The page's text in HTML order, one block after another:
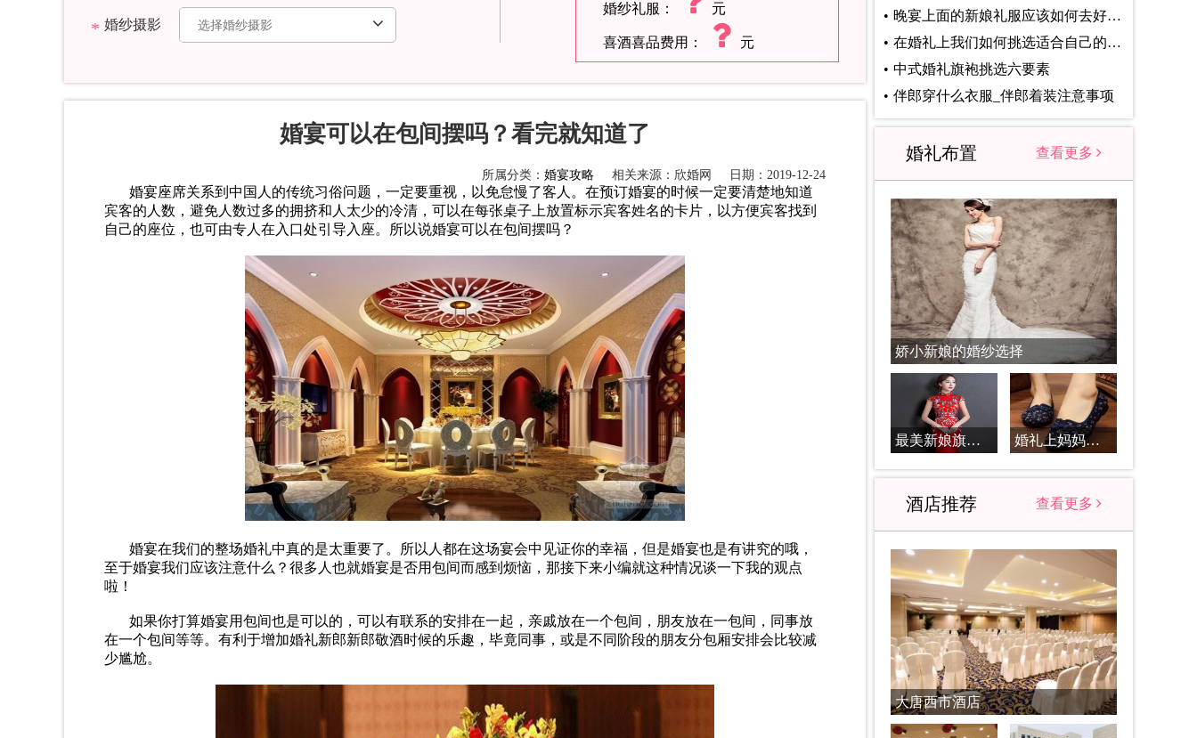
婚纱摄影
婚纱礼服： 元
喜酒喜品费用： 元
婚宴可以在包间摆吗？看完就知道了
所属分类： 婚宴攻略 相关来源：欣婚网 日期：2019-12-24
婚宴座席关系到中国人的传统习俗问题，一定要重视，以免怠慢了客人。在预订婚宴的时候一定要清楚地知道
宾客的人数，避免人数过多的拥挤和人太少的冷清，可以在每张桌子上放置标示宾客姓名的卡片，以方便宾客找到
自己的座位，也可由专人在入口处引导入座。
所以说婚宴可以在包间摆吗？
婚宴在我们的整场婚礼中真的是太重要了。所以人都在这场宴会中见证你的幸福，但是婚宴也是有讲究的哦，
至于婚宴我们应该注意什么？很多人也就婚宴是否用包间而感到烦恼，那接下来小编就这种情况谈一下我的观点
啦！
如果你打算婚宴用包间也是可以的，可以有联系的安排在一起，亲戚放在一个包间，朋友放在一包间，同事放
在一个包间等等。有利于增加婚礼新郎新郎敬酒时候的乐趣，毕竟同事，或是不同阶段的朋友分包厢安排会比较减
少尴尬。
晚宴上面的新娘礼服应该如何去好好的挑选
在婚礼上我们如何挑选适合自己的敬酒服
中式婚礼旗袍挑选六要素
伴郎穿什么衣服_伴郎着装注意事项
婚礼布置 查看更多
娇小新娘的婚纱选择
最美新娘旗袍搭配必知 婚礼上妈妈服装应该怎么搭配_婚礼妈妈服装搭配原则
酒店推荐 查看更多
大唐西市酒店